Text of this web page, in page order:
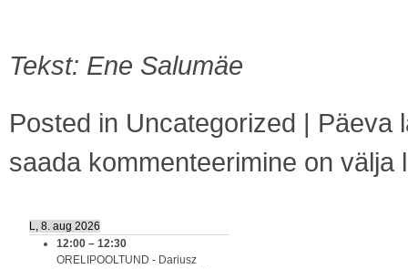
Tekst: Ene Salumäe
Posted in Uncategorized | Päeva
saada kommenteerimine on välja
L, 8. aug 2026
12:00 – 12:30
ORELIPOOLTUND - Dariusz